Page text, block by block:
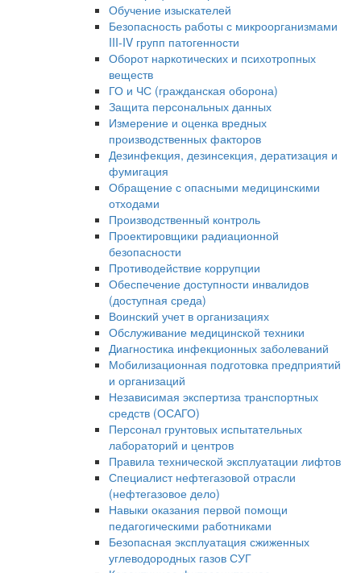
Обучение изыскателей
Безопасность работы с микроорганизмами
III-IV групп патогенности
Оборот наркотических и психотропных
веществ
ГО и ЧС (гражданская оборона)
Защита персональных данных
Измерение и оценка вредных
производственных факторов
Дезинфекция, дезинсекция, дератизация и
фумигация
Обращение с опасными медицинскими
отходами
Производственный контроль
Проектировщики радиационной
безопасности
Противодействие коррупции
Обеспечение доступности инвалидов
(доступная среда)
Воинский учет в организациях
Обслуживание медицинской техники
Диагностика инфекционных заболеваний
Мобилизационная подготовка предприятий
и организаций
Независимая экспертиза транспортных
средств (ОСАГО)
Персонал грунтовых испытательных
лабораторий и центров
Правила технической эксплуатации лифтов
Специалист нефтегазовой отрасли
(нефтегазовое дело)
Навыки оказания первой помощи
педагогическими работниками
Безопасная эксплуатация сжиженных
углеводородных газов СУГ